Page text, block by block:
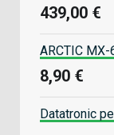
439,00 €
ARCTIC
8,90 €
Datatronic